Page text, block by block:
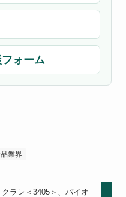
ォーム
業界
クラレ＜3405＞、バイオ